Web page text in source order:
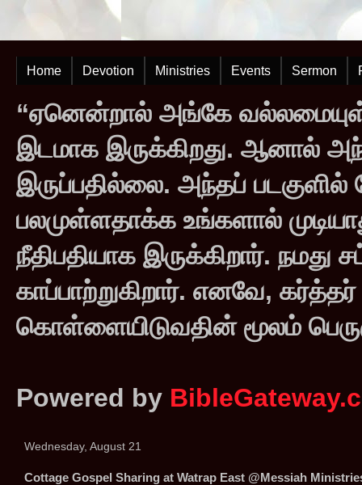
Home Devotion Ministries Events Sermon
“ஏனென்றால் அங்கே
இடமாக இருக்கிறது. ஆனால்
இருப்பதில்லை. அந்தப்
பலமுள்ளதாக்க உங்களால்
நீதிபதியாக இருக்கிறார்.
காப்பாற்றுகிறார். எனவே,
கொள்ளையிடுவதின் மூலம்
Powered by
Wednesday, August 21
Cottage Gospel Sharing at Watrap East @Messiah